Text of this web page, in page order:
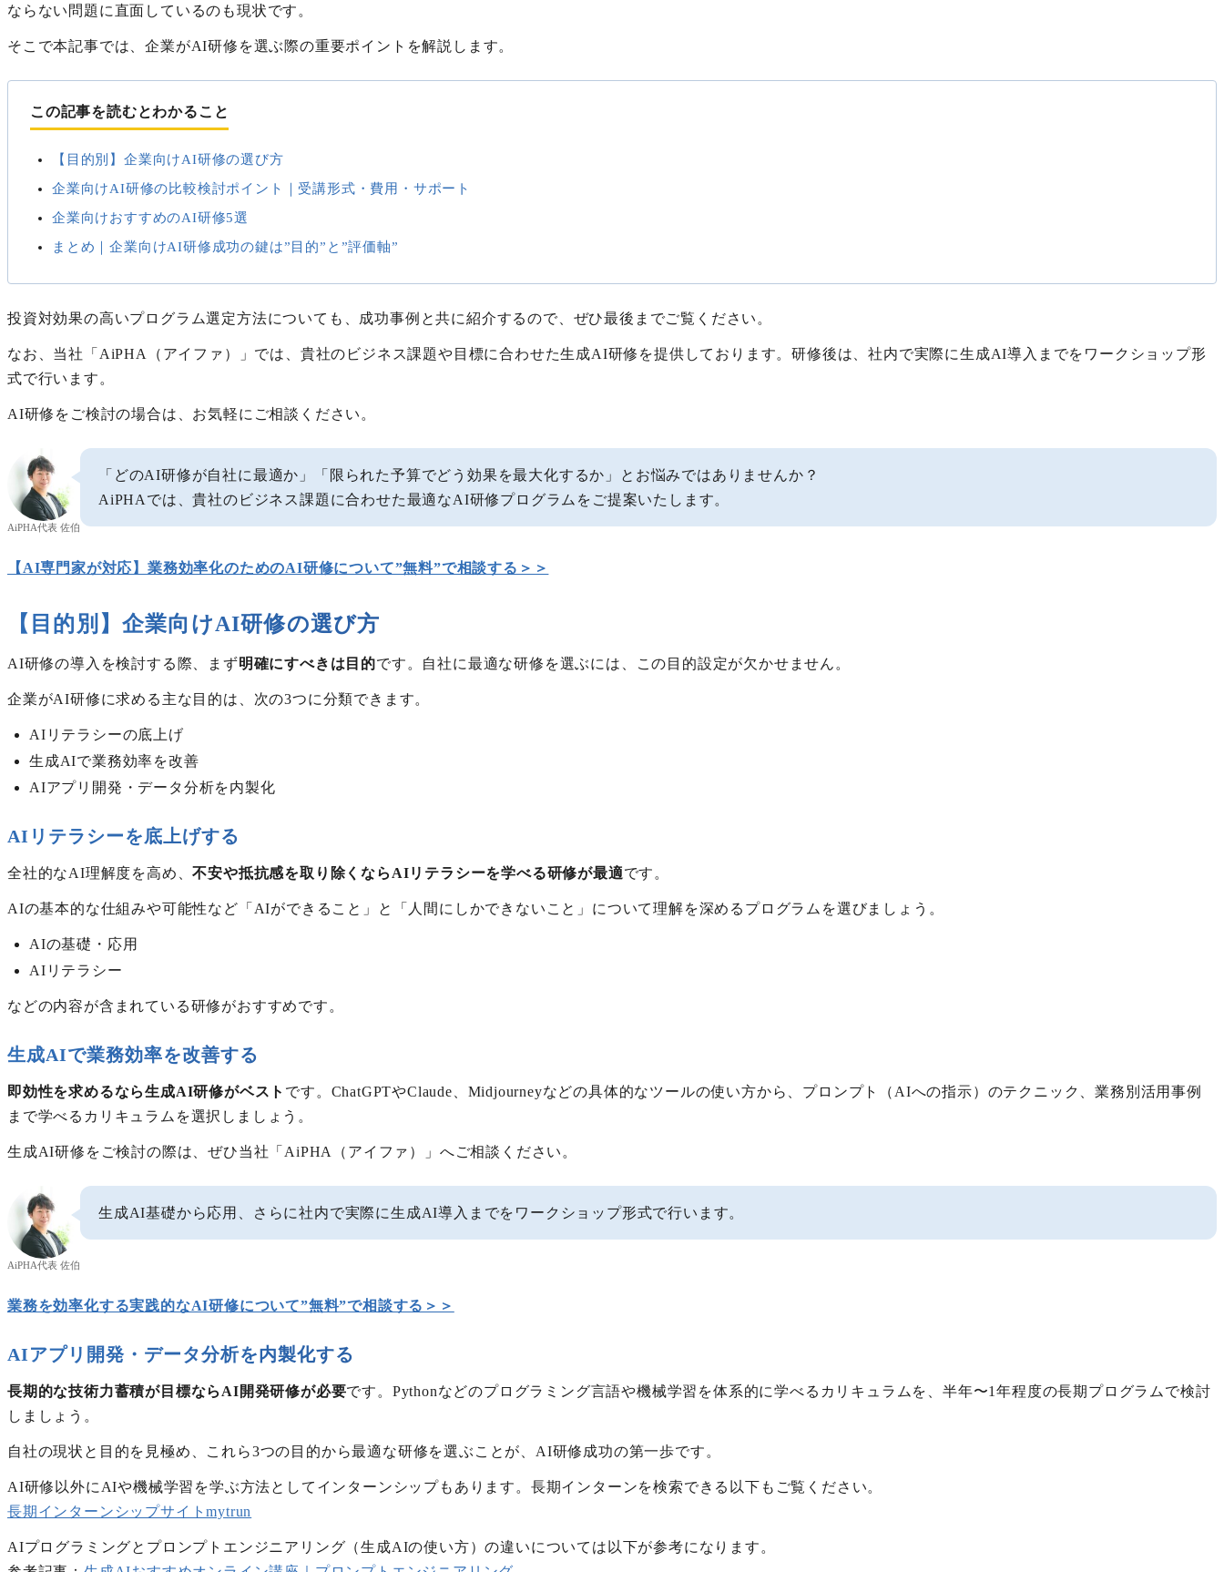
ならない問題に直面しているのも現状です。
そこで本記事では、企業がAI研修を選ぶ際の重要ポイントを解説します。
この記事を読むとわかること
【目的別】企業向けAI研修の選び方
企業向けAI研修の比較検討ポイント｜受講形式・費用・サポート
企業向けおすすめのAI研修5選
まとめ｜企業向けAI研修成功の鍵は”目的”と”評価軸”
投資対効果の高いプログラム選定方法についても、成功事例と共に紹介するので、ぜひ最後までご覧ください。
なお、当社「AiPHA（アイファ）」では、貴社のビジネス課題や目標に合わせた生成AI研修を提供しております。研修後は、社内で実際に生成AI導入までをワークショップ形
式で行います。
AI研修をご検討の場合は、お気軽にご相談ください。
AiPHA代表 佐伯
「どのAI研修が自社に最適か」「限られた予算でどう効果を最大化するか」とお悩みではありませんか？
AiPHAでは、貴社のビジネス課題に合わせた最適なAI研修プログラムをご提案いたします。
【AI専門家が対応】業務効率化のためのAI研修について”無料”で相談する＞＞
【目的別】企業向けAI研修の選び方
AI研修の導入を検討する際、まず明確にすべきは目的です。自社に最適な研修を選ぶには、この目的設定が欠かせません。
企業がAI研修に求める主な目的は、次の3つに分類できます。
AIリテラシーの底上げ
生成AIで業務効率を改善
AIアプリ開発・データ分析を内製化
AIリテラシーを底上げする
全社的なAI理解度を高め、不安や抵抗感を取り除くならAIリテラシーを学べる研修が最適です。
AIの基本的な仕組みや可能性など「AIができること」と「人間にしかできないこと」について理解を深めるプログラムを選びましょう。
AIの基礎・応用
AIリテラシー
などの内容が含まれている研修がおすすめです。
生成AIで業務効率を改善する
即効性を求めるなら生成AI研修がベスト です。ChatGPTやClaude、Midjourneyなどの具体的なツールの使い方から、プロンプト（AIへの指示）のテクニック、業務別活用事例
まで学べるカリキュラムを選択しましょう。
生成AI研修をご検討の際は、ぜひ当社「AiPHA（アイファ）」へご相談ください。
AiPHA代表 佐伯
生成AI基礎から応用、さらに社内で実際に生成AI導入までをワークショップ形式で行います。
業務を効率化する実践的なAI研修について”無料”で相談する＞＞
AIアプリ開発・データ分析を内製化する
長期的な技術力蓄積が目標ならAI開発研修が必要です。Pythonなどのプログラミング言語や機械学習を体系的に学べるカリキュラムを、半年〜1年程度の長期プログラムで検討
しましょう。
自社の現状と目的を見極め、これら3つの目的から最適な研修を選ぶことが、AI研修成功の第一歩です。
AI研修以外にAIや機械学習を学ぶ方法としてインターンシップもあります。長期インターンを検索できる以下もご覧ください。
長期インターンシップサイトmytrun
AIプログラミングとプロンプトエンジニアリング（生成AIの使い方）の違いについては以下が参考になります。